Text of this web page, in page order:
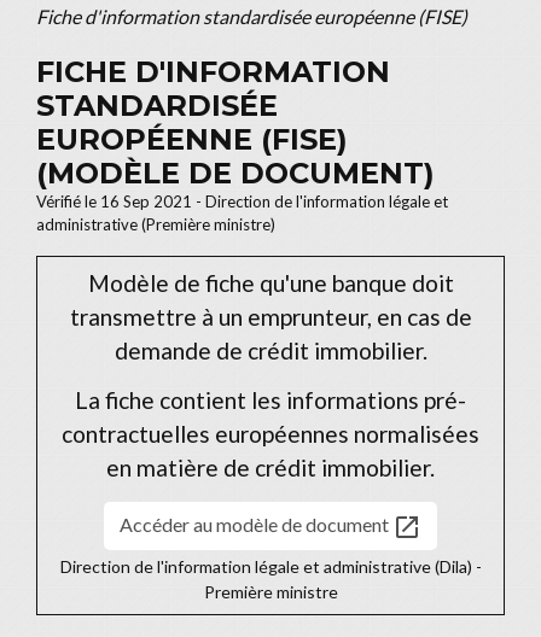
Fiche d'information standardisée européenne (FISE)
FICHE D'INFORMATION
STANDARDISÉE
EUROPÉENNE (FISE)
(MODÈLE DE DOCUMENT)
Vérifié le 16 Sep 2021 - Direction de l'information légale et
administrative (Première ministre)
Modèle de fiche qu'une banque doit
transmettre à un emprunteur, en cas de
demande de crédit immobilier.
La fiche contient les informations pré-
contractuelles européennes normalisées
en matière de crédit immobilier.
Accéder au modèle de document open_in_new
Direction de l'information légale et administrative (Dila) -
Première ministre